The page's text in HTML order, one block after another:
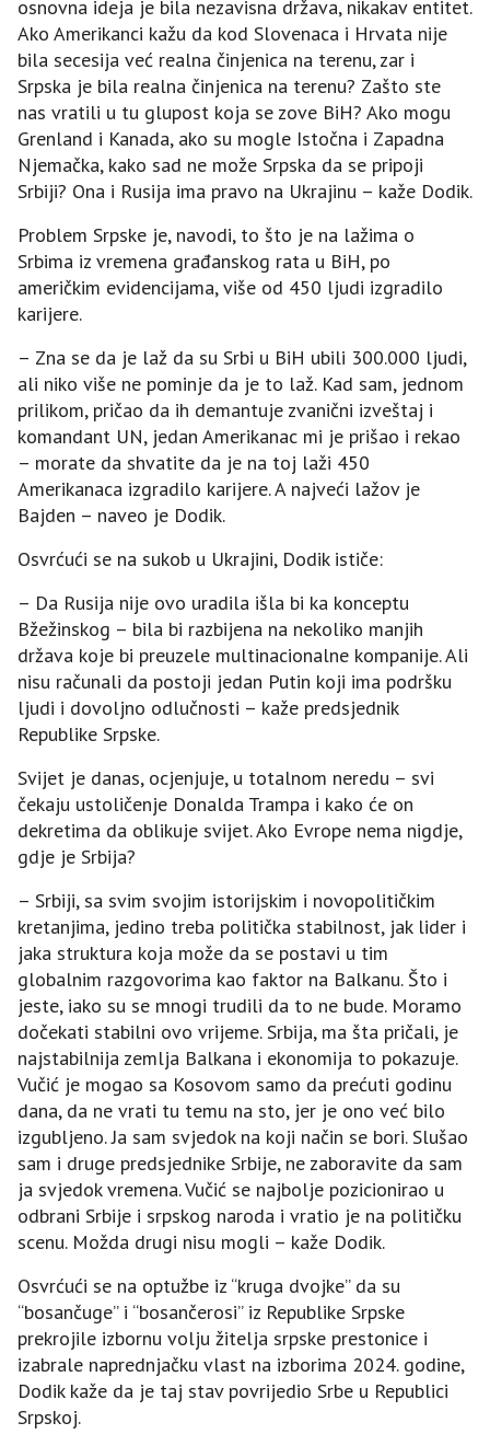
osnovna ideja je bila nezavisna država, nikakav entitet.
Ako Amerikanci kažu da kod Slovenaca i Hrvata nije
bila secesija već realna činjenica na terenu, zar i
Srpska je bila realna činjenica na terenu? Zašto ste
nas vratili u tu glupost koja se zove BiH? Ako mogu
Grenland i Kanada, ako su mogle Istočna i Zapadna
Njemačka, kako sad ne može Srpska da se pripoji
Srbiji? Ona i Rusija ima pravo na Ukrajinu – kaže Dodik.
Problem Srpske je, navodi, to što je na lažima o
Srbima iz vremena građanskog rata u BiH, po
američkim evidencijama, više od 450 ljudi izgradilo
karijere.
– Zna se da je laž da su Srbi u BiH ubili 300.000 ljudi,
ali niko više ne pominje da je to laž. Kad sam, jednom
prilikom, pričao da ih demantuje zvanični izveštaj i
komandant UN, jedan Amerikanac mi je prišao i rekao
– morate da shvatite da je na toj laži 450
Amerikanaca izgradilo karijere. A najveći lažov je
Bajden – naveo je Dodik.
Osvrćući se na sukob u Ukrajini, Dodik ističe:
– Da Rusija nije ovo uradila išla bi ka konceptu
Bžežinskog – bila bi razbijena na nekoliko manjih
država koje bi preuzele multinacionalne kompanije. Ali
nisu računali da postoji jedan Putin koji ima podršku
ljudi i dovoljno odlučnosti – kaže predsjednik
Republike Srpske.
Svijet je danas, ocjenjuje, u totalnom neredu – svi
čekaju ustoličenje Donalda Trampa i kako će on
dekretima da oblikuje svijet. Ako Evrope nema nigdje,
gdje je Srbija?
– Srbiji, sa svim svojim istorijskim i novopolitičkim
kretanjima, jedino treba politička stabilnost, jak lider i
jaka struktura koja može da se postavi u tim
globalnim razgovorima kao faktor na Balkanu. Što i
jeste, iako su se mnogi trudili da to ne bude. Moramo
dočekati stabilni ovo vrijeme. Srbija, ma šta pričali, je
najstabilnija zemlja Balkana i ekonomija to pokazuje.
Vučić je mogao sa Kosovom samo da prećuti godinu
dana, da ne vrati tu temu na sto, jer je ono već bilo
izgubljeno. Јa sam svjedok na koji način se bori. Slušao
sam i druge predsjednike Srbije, ne zaboravite da sam
ja svjedok vremena. Vučić se najbolje pozicionirao u
odbrani Srbije i srpskog naroda i vratio je na političku
scenu. Možda drugi nisu mogli – kaže Dodik.
Osvrćući se na optužbe iz “kruga dvojke” da su
“bosančuge” i “bosančerosi” iz Republike Srpske
prekrojile izbornu volju žitelja srpske prestonice i
izabrale naprednjačku vlast na izborima 2024. godine,
Dodik kaže da je taj stav povrijedio Srbe u Republici
Srpskoj.